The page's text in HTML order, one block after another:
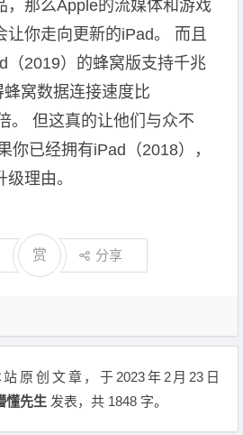
，那么Apple的流媒体和游戏
让你走向更新的iPad。 而且
（2019）的蜂窝版支持千兆
窝数据连接速度比
。 但这真的让他们与众不
你已经拥有iPad（2018），
理由。
赏 分享
站原创文章，于2023年2月23日
懂先生 发表，共 1848 字。